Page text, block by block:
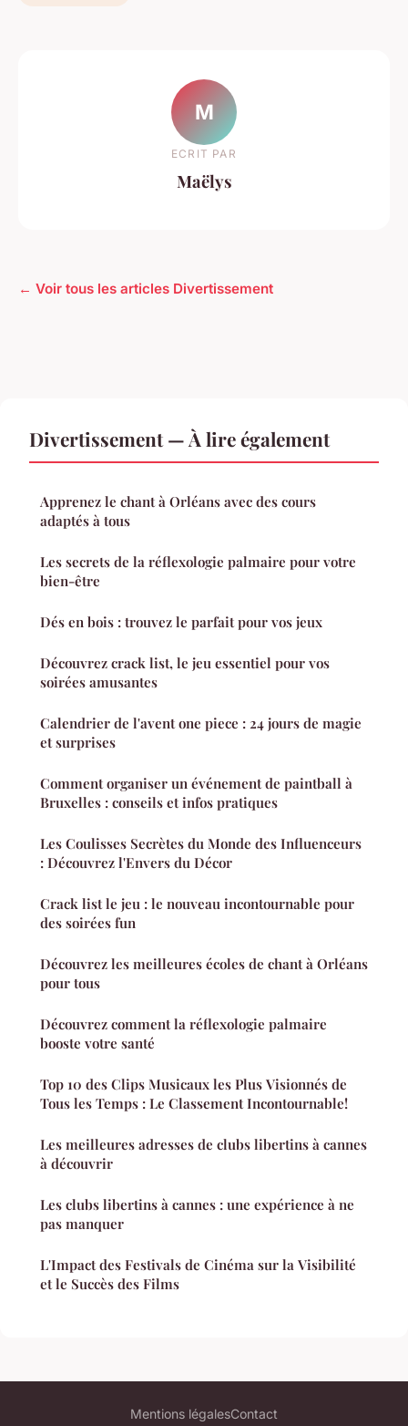
M
ECRIT PAR
Maëlys
← Voir tous les articles Divertissement
Divertissement — À lire également
Apprenez le chant à Orléans avec des cours
adaptés à tous
Les secrets de la réflexologie palmaire pour votre
bien-être
Dés en bois : trouvez le parfait pour vos jeux
Découvrez crack list, le jeu essentiel pour vos
soirées amusantes
Calendrier de l'avent one piece : 24 jours de magie
et surprises
Comment organiser un événement de paintball à
Bruxelles : conseils et infos pratiques
Les Coulisses Secrètes du Monde des Influenceurs
: Découvrez l'Envers du Décor
Crack list le jeu : le nouveau incontournable pour
des soirées fun
Découvrez les meilleures écoles de chant à Orléans
pour tous
Découvrez comment la réflexologie palmaire
booste votre santé
Top 10 des Clips Musicaux les Plus Visionnés de
Tous les Temps : Le Classement Incontournable!
Les meilleures adresses de clubs libertins à cannes
à découvrir
Les clubs libertins à cannes : une expérience à ne
pas manquer
L'Impact des Festivals de Cinéma sur la Visibilité
et le Succès des Films
Mentions légalesContact